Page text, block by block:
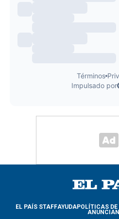
EL PAÍS STAFFAYUDAPOLÍTICAS